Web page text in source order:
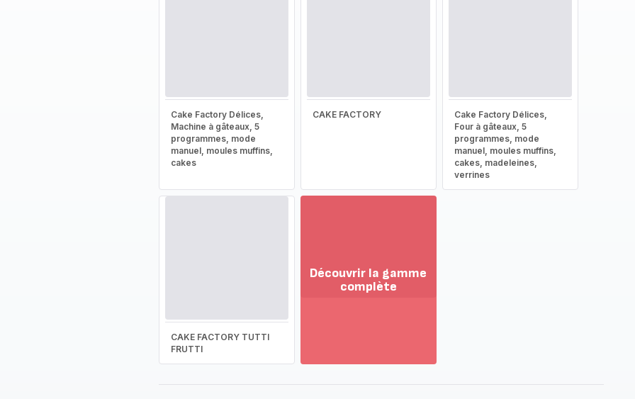
Cake Factory Délices,
Machine à gâteaux, 5
programmes, mode
manuel, moules muffins,
cakes
CAKE FACTORY
Cake Factory Délices,
Four à gâteaux, 5
programmes, mode
manuel, moules muffins,
cakes, madeleines,
verrines
CAKE FACTORY TUTTI
FRUTTI
Découvrir la gamme
complète